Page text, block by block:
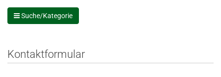
Suche/Kategorie
Kontaktformular